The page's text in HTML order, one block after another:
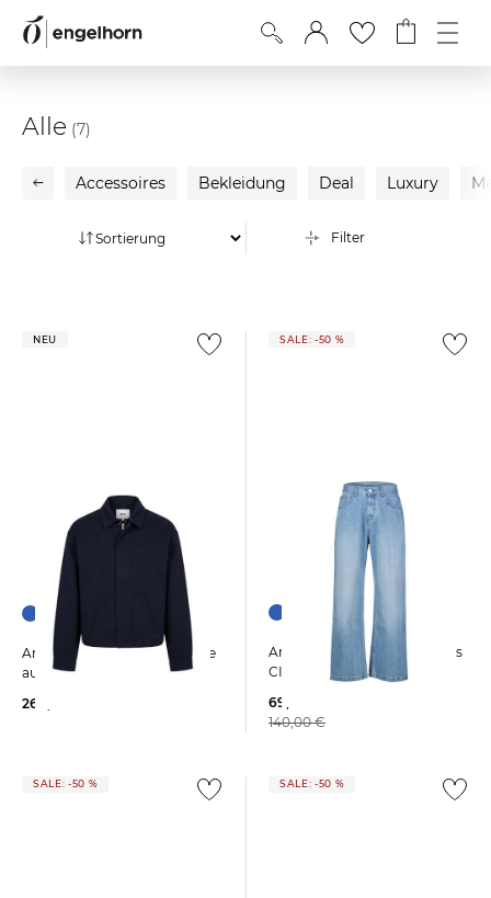
Alle (7)
Accessoires Bekleidung Deal Luxury
Filter
NEU
Arte Antwerp | Herren Jacke
aus Baumwolle
260,00 €
SALE: -50 %
Arte Antwerp | Herren Jeans
CIRCLE LOGO
69,99 €
140,00 €
SALE: -50 % SALE: -50 %